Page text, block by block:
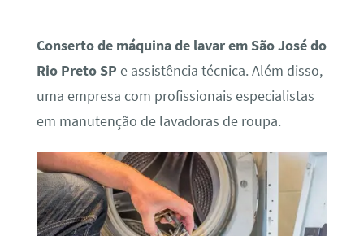
Conserto de máquina de lavar em São José do
Rio Preto SP e assistência técnica. Além disso,
uma empresa com profissionais especialistas
em manutenção de lavadoras de roupa.